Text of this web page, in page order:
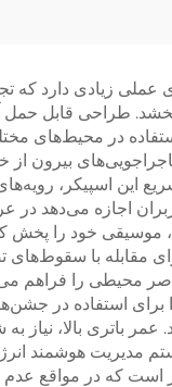
عملی زیادی دارد که
طراحی قابل حمل
در محیط‌های
بیرون از
این اسپیکر،
اجازه می‌دهد در
خود را پخش
مقابله با
محیطی را فراهم
استفاده در
باتری بالا، نیاز
مدیریت هوشمند
که در مواقع عدم